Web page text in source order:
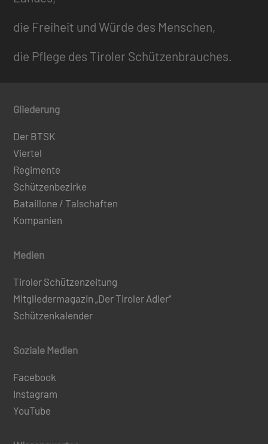
die Freiheit und Würde des Menschen,
die Pflege des Tiroler Schützenbrauches.
Gliederung
Der BTSK
Viertel
Regimente
Schützenbezirke
Bataillone / Talschaften
Kompanien
Medien
Tiroler Schützenzeitung
Mitgliedermagazin „Der Tiroler Adler“
Schützenkalender
Soziale Medien
Facebook
Instagram
YouTube